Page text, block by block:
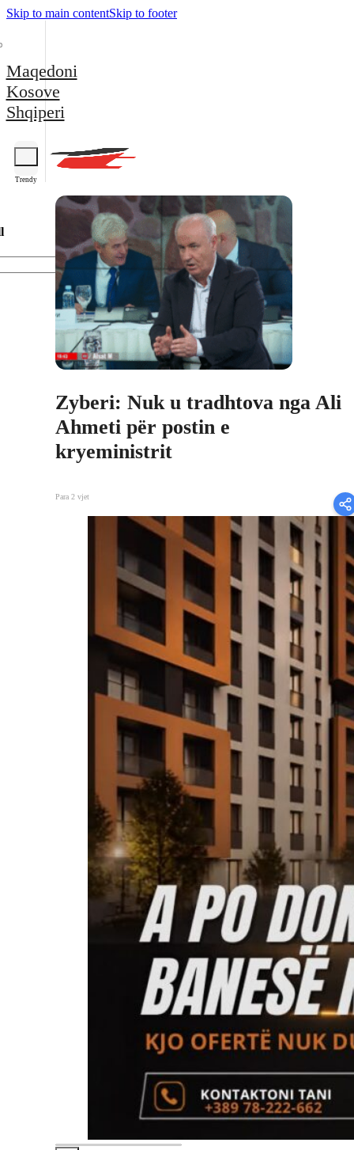
Skip to main contentSkip to footer
Maqedoni
Kosove
Shqiperi
Trendy
Zyberi: Nuk u tradhtova nga Ali
Ahmeti për postin e
kryeministrit
Para 2 vjet